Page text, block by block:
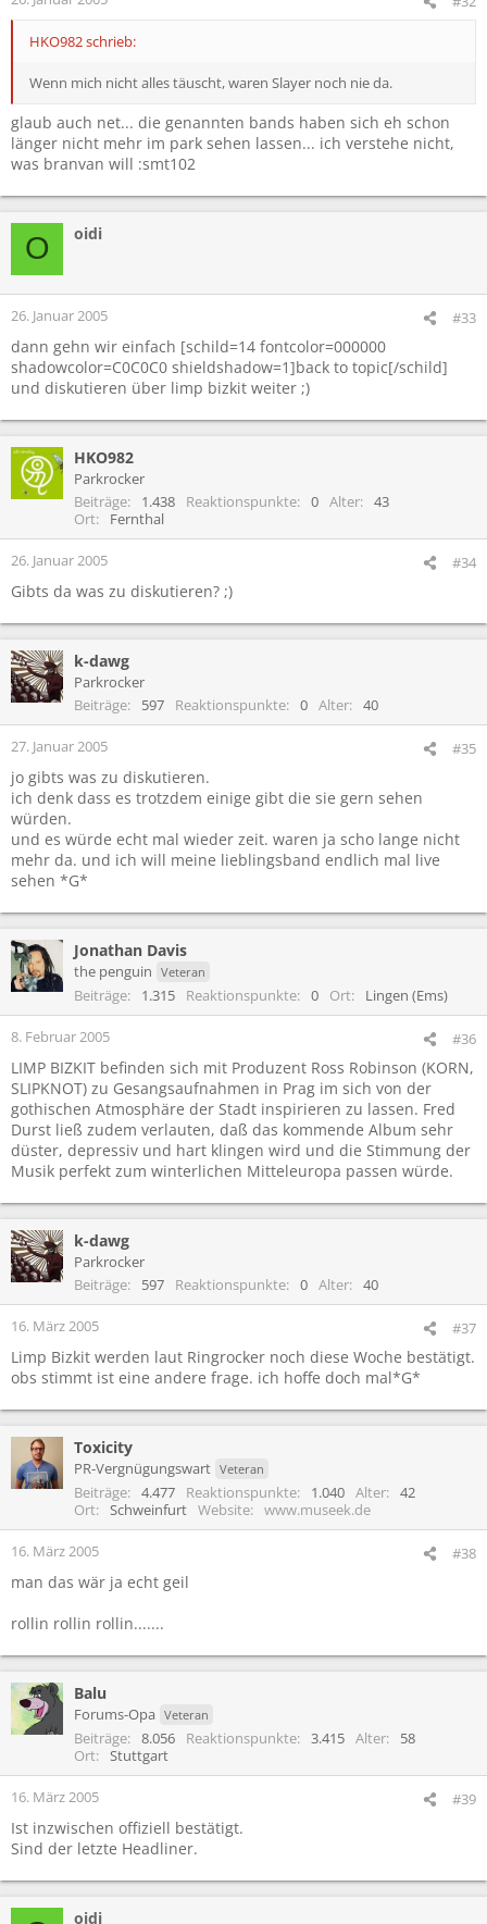
HKO982 schrieb:
Wenn mich nicht alles täuscht, waren Slayer noch nie da.
glaub auch net... die genannten bands haben sich eh schon
länger nicht mehr im park sehen lassen... ich verstehe nicht,
was branvan will :smt102
O oidi
26. Januar 2005 #33
dann gehn wir einfach [schild=14 fontcolor=000000
shadowcolor=C0C0C0 shieldshadow=1]back to topic[/schild]
und diskutieren über limp bizkit weiter ;)
HKO982
Parkrocker
Beiträge
1.438 Reaktionspunkte 0 Alter
43
Ort
Fernthal
26. Januar 2005 #34
Gibts da was zu diskutieren? ;)
k-dawg
Parkrocker
Beiträge
597 Reaktionspunkte 0 Alter 40
27. Januar 2005 #35
jo gibts was zu diskutieren.
ich denk dass es trotzdem einige gibt die sie gern sehen
würden.
und es würde echt mal wieder zeit. waren ja scho lange nicht
mehr da. und ich will meine lieblingsband endlich mal live
sehen *G*
Jonathan Davis
the penguin Veteran
Beiträge 1.315 Reaktionspunkte 0 Ort Lingen (Ems)
8. Februar 2005 #36
LIMP BIZKIT befinden sich mit Produzent Ross Robinson (KORN,
SLIPKNOT) zu Gesangsaufnahmen in Prag im sich von der
gothischen Atmosphäre der Stadt inspirieren zu lassen. Fred
Durst ließ zudem verlauten, daß das kommende Album sehr
düster, depressiv und hart klingen wird und die Stimmung der
Musik perfekt zum winterlichen Mitteleuropa passen würde.
k-dawg
Parkrocker
Beiträge
597 Reaktionspunkte 0 Alter 40
16. März 2005 #37
Limp Bizkit werden laut Ringrocker noch diese Woche bestätigt.
obs stimmt ist eine andere frage. ich hoffe doch mal*G*
Toxicity
PR-Vergnügungswart Veteran
Beiträge 4.477 Reaktionspunkte 1.040 Alter
42
Ort
Schweinfurt Website www.museek.de
16. März 2005 #38
man das wär ja echt geil
rollin rollin rollin.......
Balu
Forums-Opa Veteran
Beiträge 8.056 Reaktionspunkte 3.415 Alter
58
Ort
Stuttgart
16. März 2005 #39
Ist inzwischen offiziell bestätigt.
Sind der letzte Headliner.
oidi